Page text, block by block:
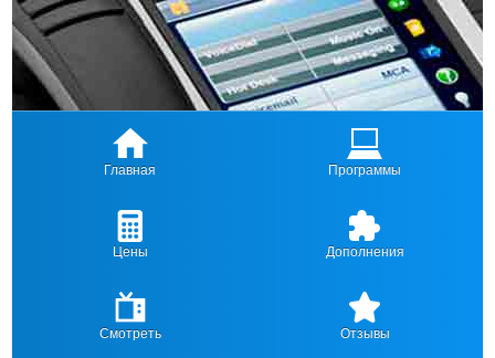
Главная Программы
Цены Дополнения
Смотреть Отзывы